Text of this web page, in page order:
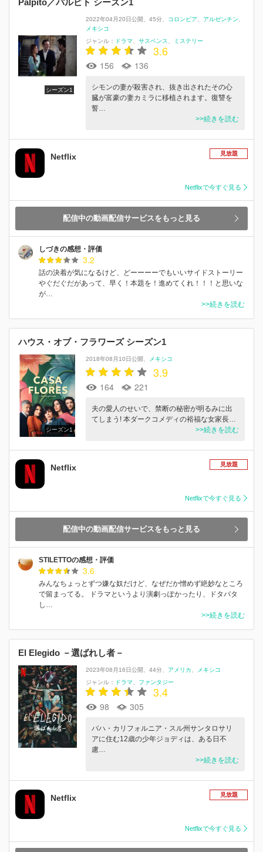
シーズン1
2022年04月20日公開 45分 コロンビア
アルゼンチン
メキシコ
ジャンル：
ドラマ サスペンス ミステリー
3.6
156 136
シモンの妻が殺害され、抜き出されたその心
臓が富豪の妻カミラに移植されます。復讐を
誓…
>>続きを読む
Netflix 見放題
Netflixで今すぐ見る
配信中の動画配信サービスをもっと見る
しづきの感想・評価
3.2
話の決着が気になるけど、どーーーーでもいいサイドストーリー
やぐだぐだがあって、早く！本題を！進めてくれ！！！と思いな
が…
>>続きを読む
ハウス・オブ・フラワーズ シーズン1
シーズン1
2018年08月10日公開 メキシコ
3.9
164 221
夫の愛人のせいで、禁断の秘密が明るみに出
てしまう! 本ダークコメディの裕福な女家長…
>>続きを読む
Netflix 見放題
Netflixで今すぐ見る
配信中の動画配信サービスをもっと見る
STILETTOの感想・評価
3.6
みんなちょっとずつ嫌な奴だけど、なぜだか憎めず絶妙なところ
で留まってる。 ドラマというより演劇っぽかったり、ドタバタ
し…
>>続きを読む
El Elegido －選ばれし者－
2023年08月16日公開 44分 アメリカ
メキシコ
ジャンル：
ドラマ ファンタジー
3.4
98 305
バハ・カリフォルニア・スル州サンタロサリ
アに住む12歳の少年ジョディは、ある日不
慮…
>>続きを読む
Netflix 見放題
Netflixで今すぐ見る